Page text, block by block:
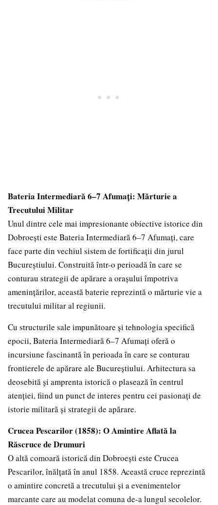
Bateria Intermediară 6–7 Afumați: Mărturie a
Trecutului Militar
Unul dintre cele mai impresionante obiective istorice din
Dobroești este Bateria Intermediară 6–7 Afumați, care
face parte din vechiul sistem de fortificații din jurul
Bucureștiului. Construită într-o perioadă în care se
conturau strategii de apărare a orașului împotriva
amenințărilor, această baterie reprezintă o mărturie vie a
trecutului militar al regiunii.
Cu structurile sale impunătoare și tehnologia specifică
epocii, Bateria Intermediară 6–7 Afumați oferă o
incursiune fascinantă în perioada în care se conturau
frontierele de apărare ale Bucureștiului. Arhitectura sa
deosebită și amprenta istorică o plasează în centrul
atenției, fiind un punct de interes pentru cei pasionați de
istorie militară și strategii de apărare.
Crucea Pescarilor (1858): O Amintire Aflată la
Răscruce de Drumuri
O altă comoară istorică din Dobroești este Crucea
Pescarilor, înălțată în anul 1858. Această cruce reprezintă
o amintire concretă a trecutului și a evenimentelor
marcante care au modelat comuna de-a lungul secolelor.